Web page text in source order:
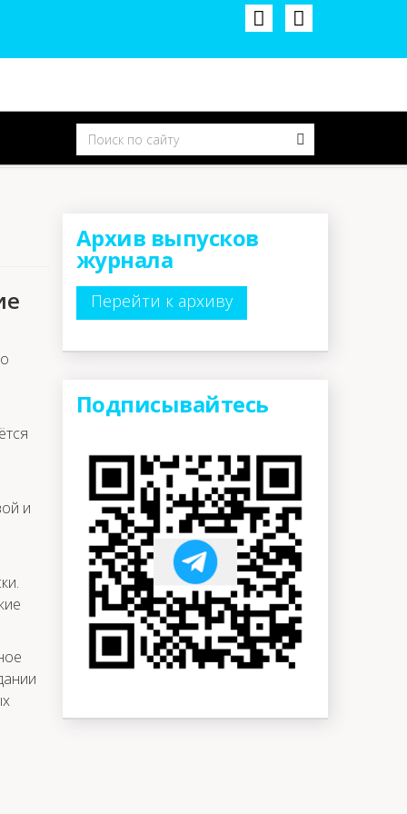
и
Архив выпусков
журнала
Перейти к архиву
Подписывайтесь